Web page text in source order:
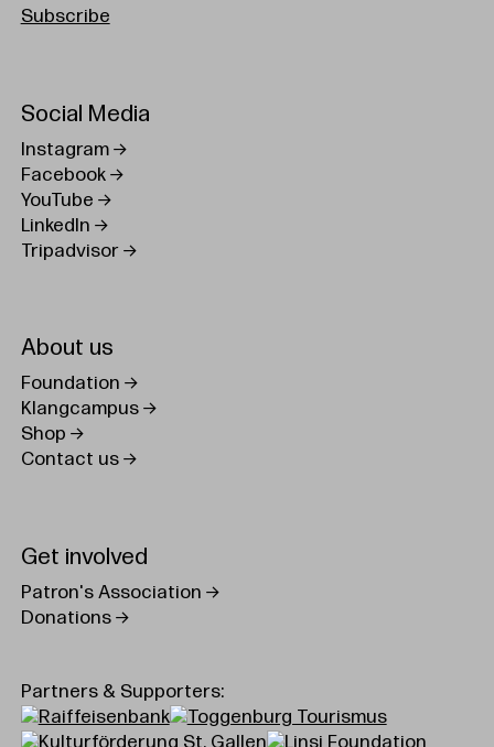
Subscribe
Social Media
Instagram
Facebook
YouTube
LinkedIn
Tripadvisor
About us
Foundation
Klangcampus
Shop
Contact us
Get involved
Patron's Association
Donations
Partners & Supporters: